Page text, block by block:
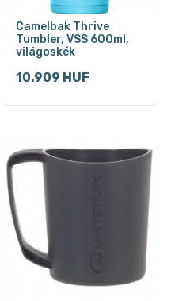
Camelbak Thrive
Tumbler, VSS 600ml,
világoskék
10.909 HUF